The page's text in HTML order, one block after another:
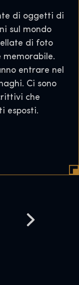
di oggetti di
sul mondo
di foto
entrare nel
Ci sono
che
esposti.